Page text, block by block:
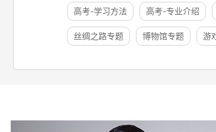
高考-学习方法 高考-专业介绍
丝绸之路专题 博物馆专题 游